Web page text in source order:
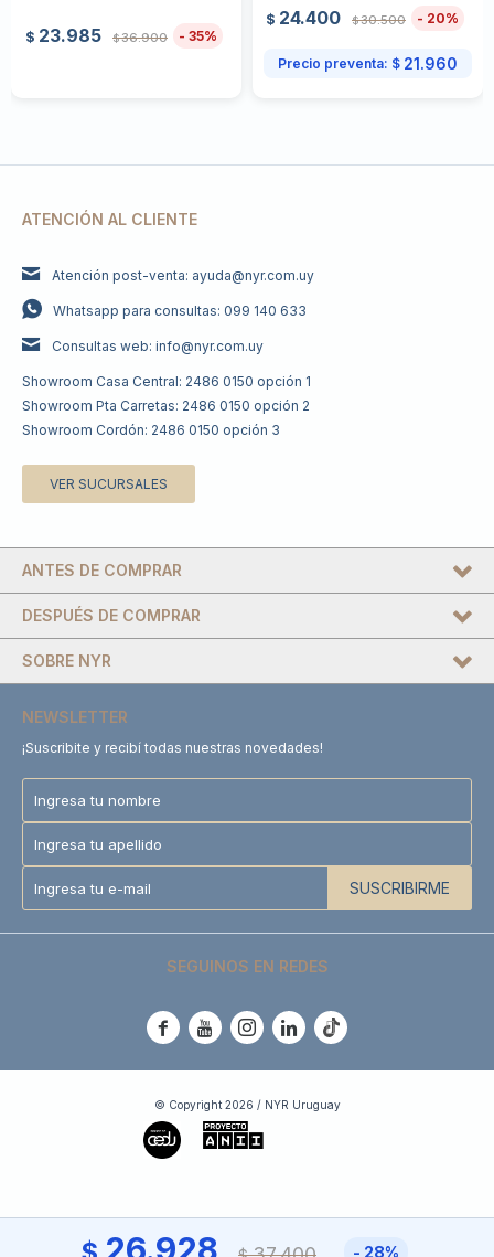
28
$ 23.985 $36.900 35
$ 24.400 $30.500 20
Precio preventa: $ 21.960
ATENCIÓN AL CLIENTE
Atención post-venta: ayuda@nyr.com.uy
Whatsapp para consultas: 099 140 633
Consultas web: info@nyr.com.uy
Showroom Casa Central: 2486 0150 opción 1
Showroom Pta Carretas: 2486 0150 opción 2
Showroom Cordón: 2486 0150 opción 3
VER SUCURSALES
DESPUÉS DE COMPRAR
SOBRE NYR
ANTES DE COMPRAR
NEWSLETTER
¡Suscribite y recibí todas nuestras novedades!
SUSCRIBIRME
SEGUINOS EN REDES
    
© Copyright 2026 / NYR Uruguay